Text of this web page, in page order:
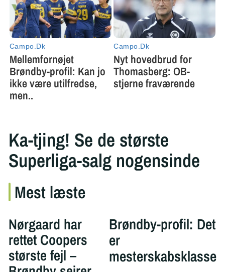
Ka-tjing! Se de største
Superliga-salg nogensinde
Mest læste
Nørgaard har
rettet Coopers
største fejl –
Brøndby-profil: Det
er
mesterskabsklasse